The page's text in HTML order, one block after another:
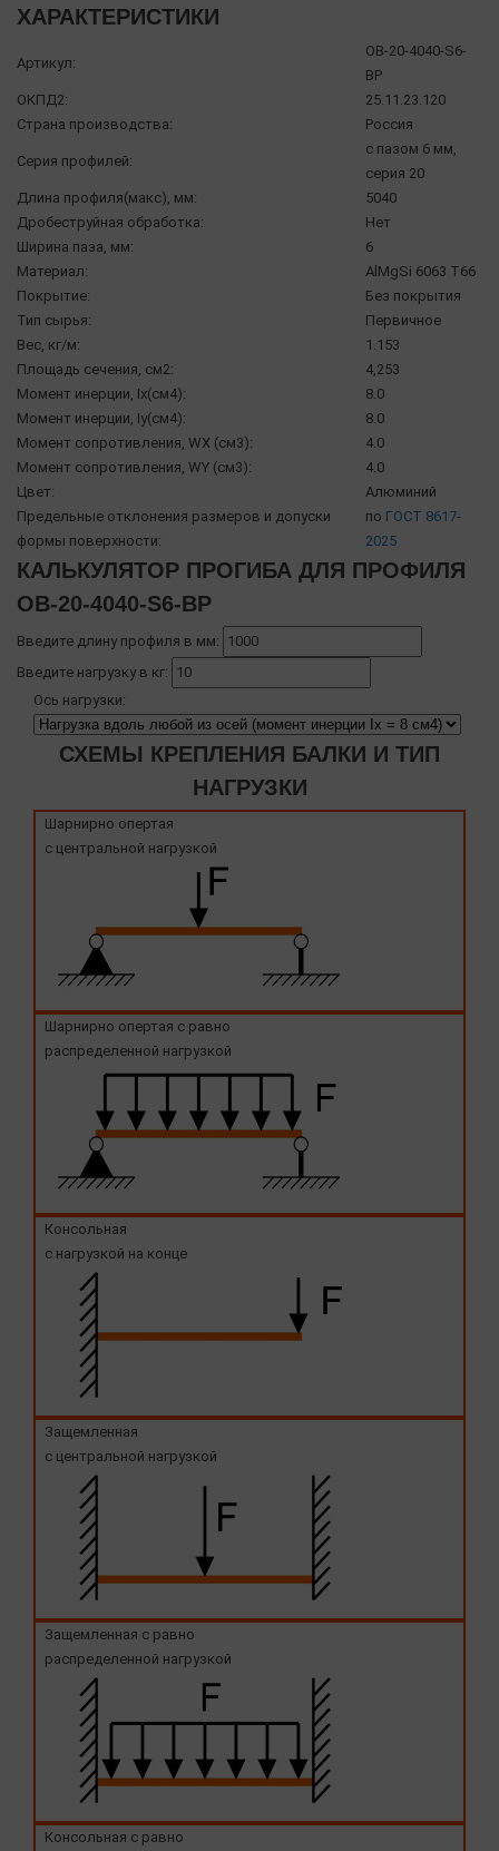
ХАРАКТЕРИСТИКИ
Артикул:
OB-20-4040-S6-
BP
ОКПД2:
25.11.23.120
Страна производства:
Россия
Серия профилей:
с пазом 6 мм,
серия 20
Длина профиля(макс), мм:
5040
Дробеструйная обработка:
Нет
Ширина паза, мм:
6
Материал:
AlMgSi 6063 Т66
Покрытие:
Без покрытия
Тип сырья:
Первичное
Вес, кг/м:
1.153
Площадь сечения, см2:
4,253
Момент инерции, Ix(см4):
8.0
Момент инерции, Iy(см4):
8.0
Момент сопротивления, WX (см3):
4.0
Момент сопротивления, WY (см3):
4.0
Цвет:
Алюминий
Предельные отклонения размеров и допуски
формы поверхности:
по ГОСТ 8617-
2025
КАЛЬКУЛЯТОР ПРОГИБА ДЛЯ ПРОФИЛЯ
OB-20-4040-S6-BP
Введите длину профиля в мм:
Введите нагрузку в кг:
Ось нагрузки:
СХЕМЫ КРЕПЛЕНИЯ БАЛКИ И ТИП
НАГРУЗКИ
Шарнирно опертая
с центральной нагрузкой
Шарнирно опертая с равно
распределенной нагрузкой
Консольная
с нагрузкой на конце
Защемленная
с центральной нагрузкой
Защемленная с равно
распределенной нагрузкой
Консольная с равно